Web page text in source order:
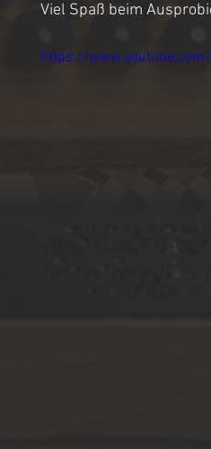
Viel Spaß beim
https://www.youtube.com/